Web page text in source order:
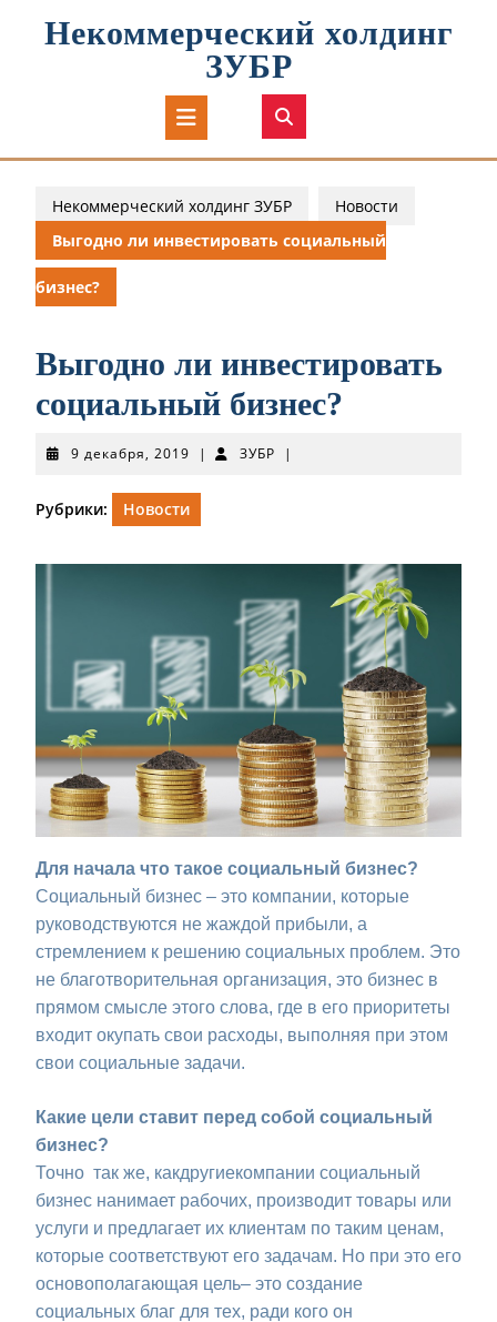
Некоммерческий холдинг
ЗУБР
Кнопка
Открыть
Некоммерческий холдинг ЗУБР
Новости
Выгодно ли инвестировать социальный
бизнес?
Выгодно ли инвестировать
социальный бизнес?
9 декабря, 2019
2019
| ЗУБР ЗУБР
|
Рубрики: Новости
Для начала что такое социальный бизнес?
Социальный бизнес – это компании, которые
руководствуются не жаждой прибыли, а
стремлением к решению социальных проблем. Это
не благотворительная организация, это бизнес в
прямом смысле этого слова, где в его приоритеты
входит окупать свои расходы, выполняя при этом
свои социальные задачи.
Какие цели ставит перед собой социальный
бизнес?
Точно так же, какдругиекомпании социальный
бизнес нанимает рабочих, производит товары или
услуги и предлагает их клиентам по таким ценам,
которые соответствуют его задачам. Но при это его
основополагающая цель– это создание
социальных благ для тех, ради кого он